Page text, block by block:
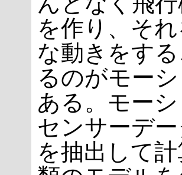
を作り、そ
な動きをす
るのがモー
ある。モー
センサーデ
を抽出して